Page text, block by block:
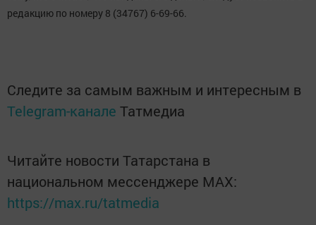
редакцию по номеру 8 (34767) 6-69-66.
Следите за самым важным и интересным в
Telegram-канале Татмедиа
Читайте новости Татарстана в
национальном мессенджере MАХ:
https://max.ru/tatmedia